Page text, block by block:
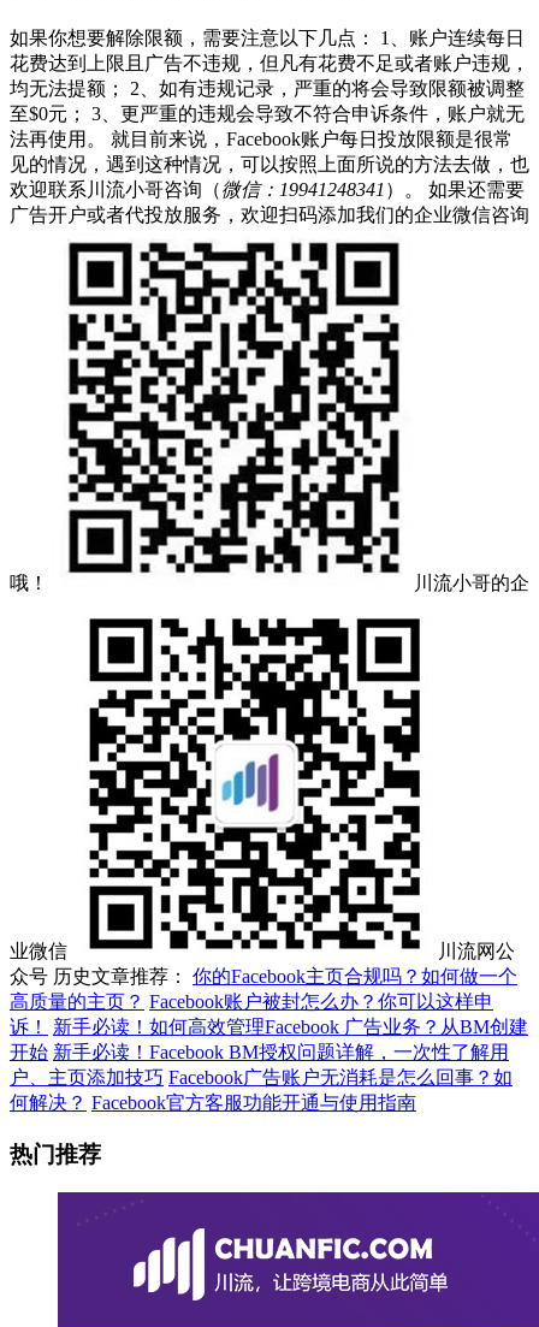
如果你想要解除限额，需要注意以下几点： 1、账户连续每日
花费达到上限且广告不违规，但凡有花费不足或者账户违规，
均无法提额； 2、如有违规记录，严重的将会导致限额被调整
至$0元； 3、更严重的违规会导致不符合申诉条件，账户就无
法再使用。 就目前来说，Facebook账户每日投放限额是很常
见的情况，遇到这种情况，可以按照上面所说的方法去做，也
欢迎联系川流小哥咨询（微信：19941248341 ）。 如果还需要
广告开户或者代投放服务，欢迎扫码添加我们的企业微信咨询
哦！ 川流小哥的企
业微信
川流网公
众号 历史文章推荐： 你的Facebook主页合规吗？如何做一个
高质量的主页？ Facebook账户被封怎么办？你可以这样申
诉！
新手必读！如何高效管理Facebook 广告业务？从BM创建
开始 新手必读！Facebook BM授权问题详解，一次性了解用
户、主页添加技巧 Facebook广告账户无消耗是怎么回事？如
何解决？ Facebook官方客服功能开通与使用指南
热门推荐